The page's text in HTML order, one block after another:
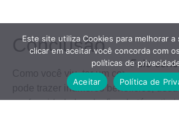
Conclusão
Como você viu, ter um contador
pode trazer inúmeros benefícios,
conformidade legal e fiscal até a
Este site utiliza Cookies para melhorar a
clicar em aceitar você concorda com
políticas de
Aceitar
Política de
Fale